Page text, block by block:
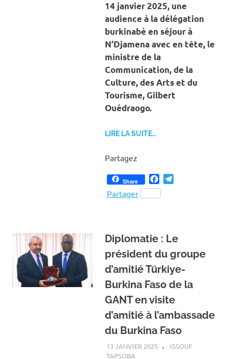
14 janvier 2025, une
audience à la délégation
burkinabè en séjour à
N’Djamena avec en tête, le
ministre de la
Communication, de la
Culture, des Arts et du
Tourisme, Gilbert
Ouédraogo.
LIRE LA SUITE…
Partagez
Share Facebook
Partager
Diplomatie : Le
président du groupe
d’amitié Türkiye-
Burkina Faso de la
GANT en visite
d’amitié à l’ambassade
du Burkina Faso
13 JANVIER 2025
ISSOUF
TAPSOBA